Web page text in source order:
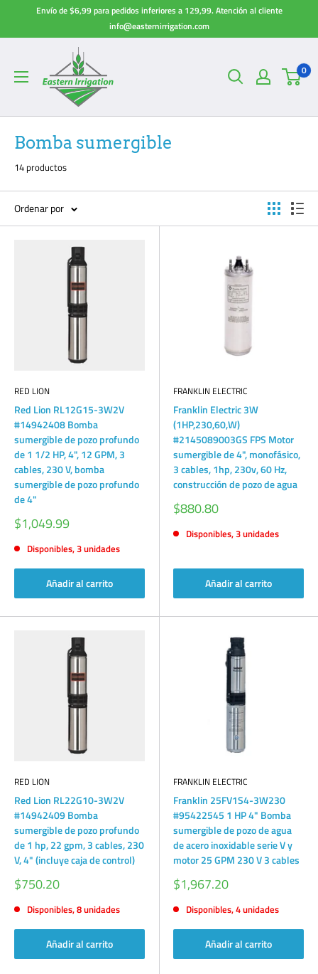
Envío de $6,99 para pedidos inferiores a 129,99. Atención al cliente
info@easternirrigation.com
0
Bomba sumergible
14 productos
Ordenar por
RED LION
Red Lion RL12G15-3W2V
#14942408 Bomba
sumergible de pozo profundo
de 1 1/2 HP, 4", 12 GPM, 3
cables, 230 V, bomba
sumergible de pozo profundo
de 4"
Precio
de
venta
$1,049.99
Disponibles, 3 unidades
Añadir al carrito
FRANKLIN ELECTRIC
Franklin Electric 3W
(1HP,230,60,W)
#2145089003GS FPS Motor
sumergible de 4", monofásico,
3 cables, 1hp, 230v, 60 Hz,
construcción de pozo de agua
Precio
de
venta
$880.80
Disponibles, 3 unidades
Añadir al carrito
RED LION
Red Lion RL22G10-3W2V
#14942409 Bomba
sumergible de pozo profundo
de 1 hp, 22 gpm, 3 cables, 230
V, 4" (incluye caja de control)
Precio
de
venta
$750.20
Disponibles, 8 unidades
Añadir al carrito
FRANKLIN ELECTRIC
Franklin 25FV1S4-3W230
#95422545 1 HP 4" Bomba
sumergible de pozo de agua
de acero inoxidable serie V y
motor 25 GPM 230 V 3 cables
Precio
de
venta
$1,967.20
Disponibles, 4 unidades
Añadir al carrito